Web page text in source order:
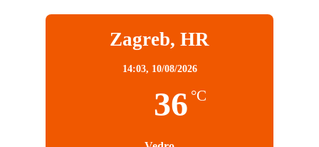
Zagreb, HR
14:03, 10/08/2026
36 °C